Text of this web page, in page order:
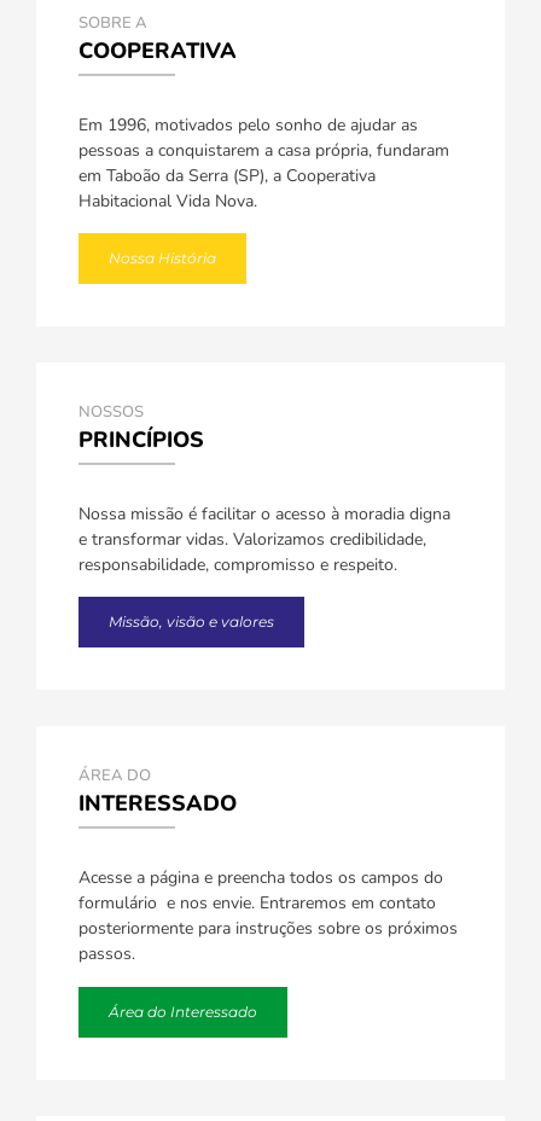
SOBRE A
COOPERATIVA
Em 1996, motivados pelo sonho de ajudar as
pessoas a conquistarem a casa própria, fundaram
em Taboão da Serra (SP), a Cooperativa
Habitacional Vida Nova.
Nossa História
NOSSOS
PRINCÍPIOS
Nossa missão é facilitar o acesso à moradia digna
e transformar vidas. Valorizamos credibilidade,
responsabilidade, compromisso e respeito.
Missão, visão e valores
ÁREA DO
INTERESSADO
Acesse a página e preencha todos os campos do
formulário e nos envie. Entraremos em contato
posteriormente para instruções sobre os próximos
passos.
Área do Interessado